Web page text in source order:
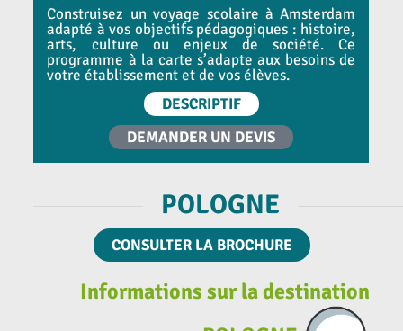
Construisez un voyage scolaire à Amsterdam
adapté à vos objectifs pédagogiques : histoire,
arts, culture ou enjeux de société. Ce
programme à la carte s’adapte aux besoins de
votre établissement et de vos élèves.
DESCRIPTIF
DEMANDER UN DEVIS
POLOGNE
CONSULTER LA BROCHURE
Informations sur la destination